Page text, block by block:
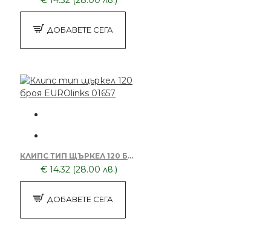
ДОБАВЕТЕ СЕГА
КЛИПС ТИП ЩЪРКЕЛ 120 БРОЯ EUROLINKS 01657
€ 14.32 (28.00 лв.)
ДОБАВЕТЕ СЕГА